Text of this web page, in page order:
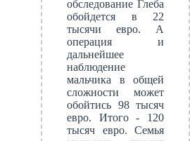
обследование Глеба
обойдется в 22
тысячи евро. А
операция и
дальнейшее
наблюдение
мальчика в общей
сложности может
обойтись 98 тысяч
евро. Итого - 120
тысяч евро. Семья